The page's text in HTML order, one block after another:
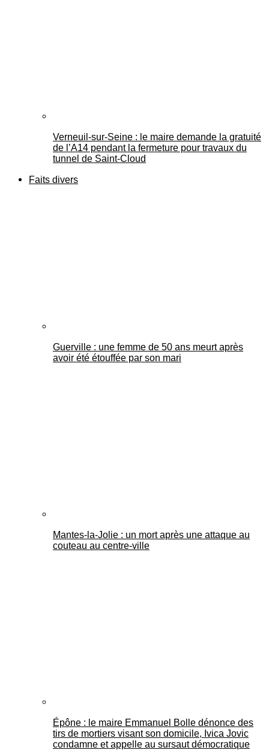
Verneuil-sur-Seine : le maire demande la gratuité
de l’A14 pendant la fermeture pour travaux du
tunnel de Saint-Cloud
Faits divers
Guerville : une femme de 50 ans meurt après
avoir été étouffée par son mari
Mantes-la-Jolie : un mort après une attaque au
couteau au centre-ville
Épône : le maire Emmanuel Bolle dénonce des
tirs de mortiers visant son domicile, Ivica Jovic
condamne et appelle au sursaut démocratique